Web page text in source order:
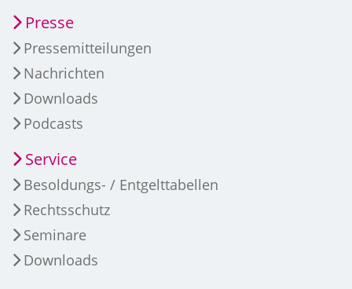
Presse
Pressemitteilungen
Nachrichten
Downloads
Podcasts
Service
Besoldungs- / Entgelttabellen
Rechtsschutz
Seminare
Downloads